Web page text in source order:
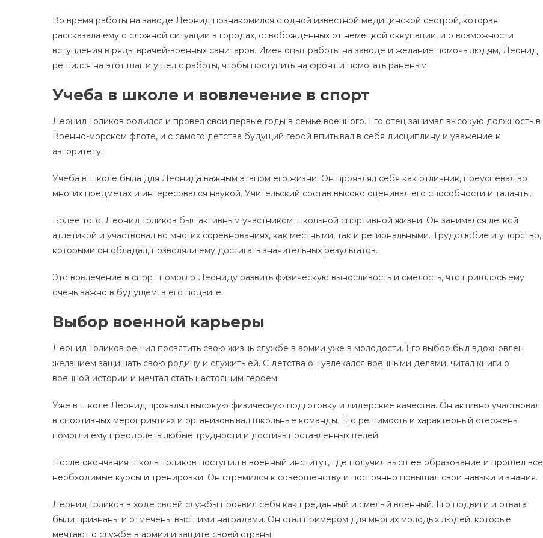
Во время работы на заводе Леонид познакомился с одной известной медицинской сестрой, которая
рассказала ему о сложной ситуации в городах, освобожденных от немецкой оккупации, и о возможности
вступления в ряды врачей-военных санитаров. Имея опыт работы на заводе и желание помочь людям, Леонид
решился на этот шаг и ушел с работы, чтобы поступить на фронт и помогать раненым.
Учеба в школе и вовлечение в спорт
Леонид Голиков родился и провел свои первые годы в семье военного. Его отец занимал высокую должность в
Военно-морском флоте, и с самого детства будущий герой впитывал в себя дисциплину и уважение к
авторитету.
Учеба в школе была для Леонида важным этапом его жизни. Он проявлял себя как отличник, преуспевал во
многих предметах и интересовался наукой. Учительский состав высоко оценивал его способности и таланты.
Более того, Леонид Голиков был активным участником школьной спортивной жизни. Он занимался легкой
атлетикой и участвовал во многих соревнованиях, как местными, так и региональными. Трудолюбие и упорство,
которыми он обладал, позволяли ему достигать значительных результатов.
Это вовлечение в спорт помогло Леониду развить физическую выносливость и смелость, что пришлось ему
очень важно в будущем, в его подвиге.
Выбор военной карьеры
Леонид Голиков решил посвятить свою жизнь службе в армии уже в молодости. Его выбор был вдохновлен
желанием защищать свою родину и служить ей. С детства он увлекался военными делами, читал книги о
военной истории и мечтал стать настоящим героем.
Уже в школе Леонид проявлял высокую физическую подготовку и лидерские качества. Он активно участвовал
в спортивных мероприятиях и организовывал школьные команды. Его решимость и характерный стержень
помогли ему преодолеть любые трудности и достичь поставленных целей.
После окончания школы Голиков поступил в военный институт, где получил высшее образование и прошел все
необходимые курсы и тренировки. Он стремился к совершенству и постоянно повышал свои навыки и знания.
Леонид Голиков в ходе своей службы проявил себя как преданный и смелый военный. Его подвиги и отвага
были признаны и отмечены высшими наградами. Он стал примером для многих молодых людей, которые
мечтают о службе в армии и защите своей страны.